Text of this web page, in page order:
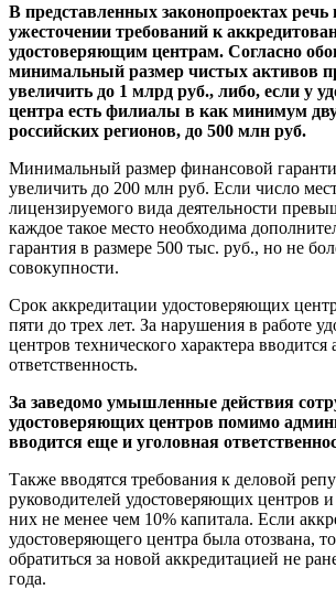
В представленных законопроектах
ужесточении требований к
удостоверяющим центрам. Согласно
минимальный размер чистых активов
увеличить до 1 млрд руб., либо, если у
центра есть филиалы в как минимум
российских регионов, до 500 млн руб.
Минимальный размер финансовой
увеличить до 200 млн руб. Если число
лицензируемого вида деятельности
каждое такое место необходима
гарантия в размере 500 тыс. руб., но не
совокупности.
Срок аккредитации удостоверяющих
пяти до трех лет. За нарушения в работе
центров технического характера
ответственность.
За заведомо умышленные действия
удостоверяющих центров помимо
вводится еще и уголовная
Также вводятся требования к деловой
руководителей удостоверяющих центров
них не менее чем 10% капитала. Если
удостоверяющего центра была отозвана,
обратиться за новой аккредитацией не
года.